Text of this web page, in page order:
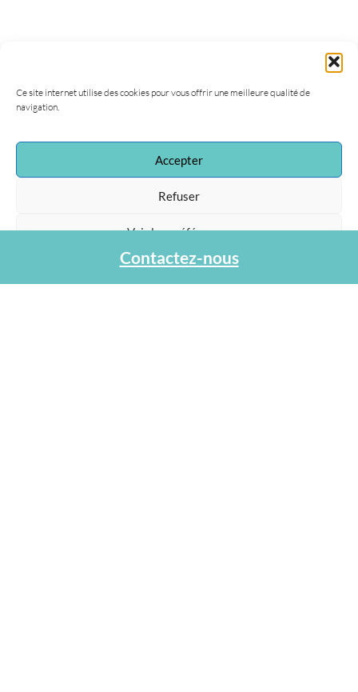
Ce site internet utilise des cookies pour vous offrir une meilleure qualité de
navigation.
Accepter
Refuser
Voir les préférences
Protection des données personnelles
Association Agapa
Contactez-nous